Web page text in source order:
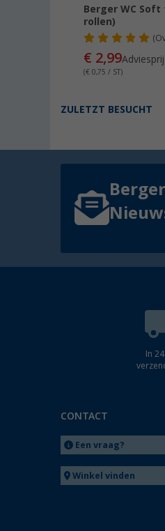
Berger WC
rollen)
(
€ 2,99
(€ 0,75 / ST)
ZULETZT BESUCHT
Berger
In
CONTACT
Een vraag?
Winkel vinden